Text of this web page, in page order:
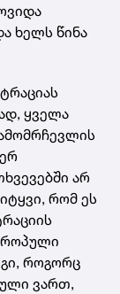
ხელს წინა
ყველა
არ
რომ ეს
როგორც
ვართ,